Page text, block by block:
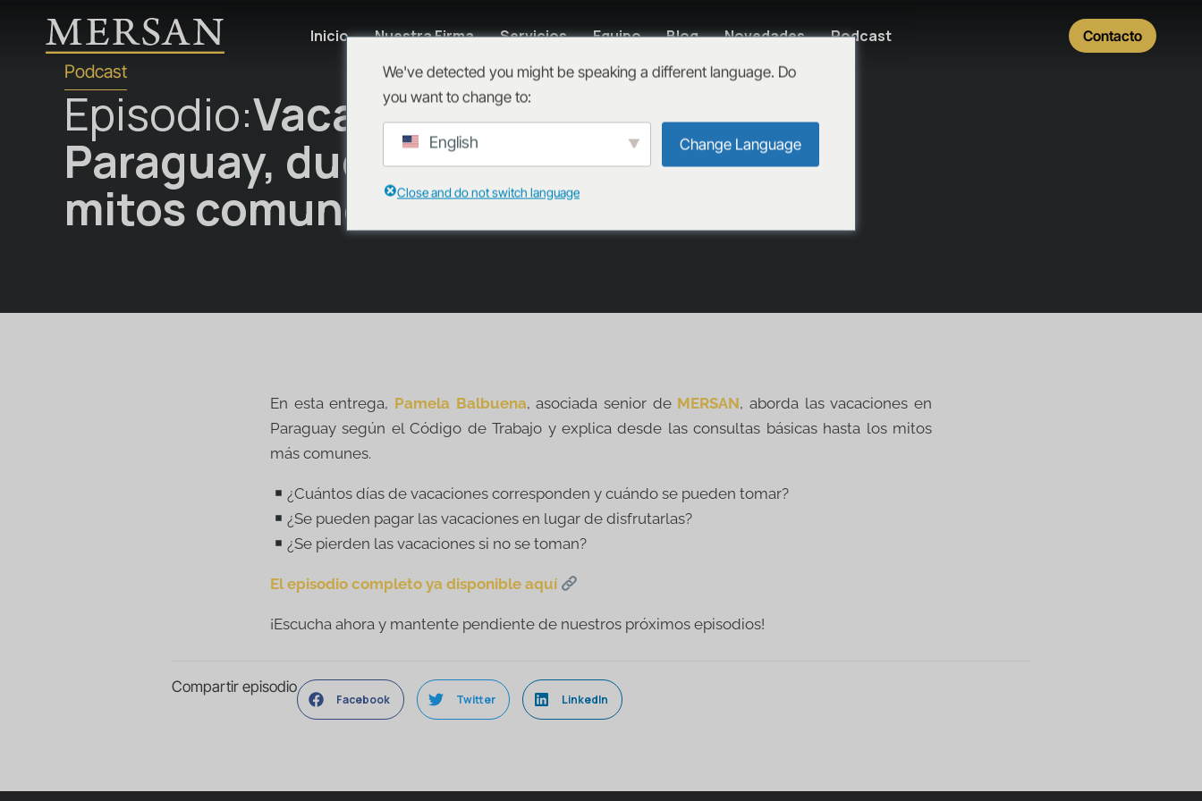
Inicio Nuestra Firma Servicios Equipo Blog Novedades Podcast Contacto
Podcast
Episodio:Vacaciones en
Paraguay, dudas frecuentes y
mitos comunes
En esta entrega, Pamela Balbuena, asociada senior de MERSAN, aborda las vacaciones en
Paraguay según el Código de Trabajo y explica desde las consultas básicas hasta los mitos
más comunes.
¿Cuántos días de vacaciones corresponden y cuándo se pueden tomar?
¿Se pueden pagar las vacaciones en lugar de disfrutarlas?
¿Se pierden las vacaciones si no se toman?
El episodio completo ya disponible aquí
¡Escucha ahora y mantente pendiente de nuestros próximos episodios!
Compartir episodio
Facebook Twitter LinkedIn
We've detected you might be speaking a different language. Do
you want to change to:
English Change Language
Close and do not switch language